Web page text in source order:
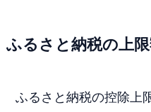
ふるさと納税の上
ふるさと納税の控除上